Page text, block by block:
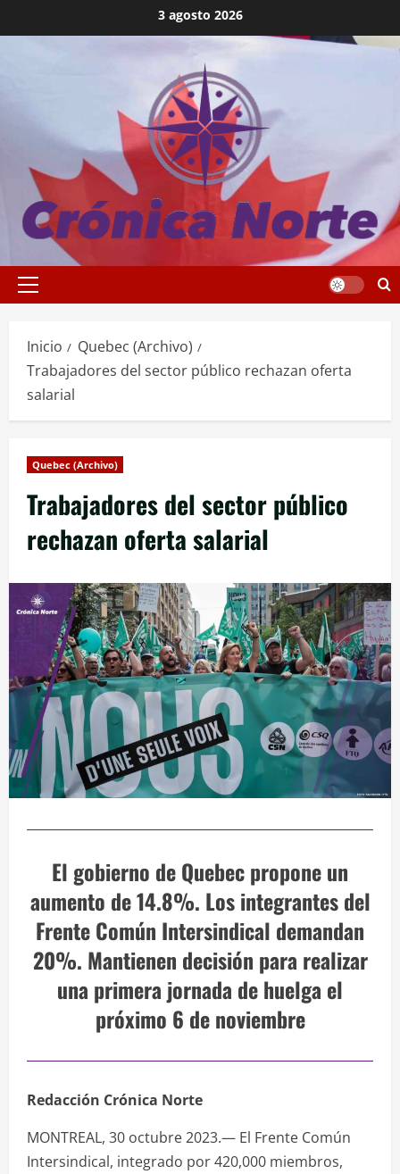
al
3 agosto 2026
Menú
Inicio
Quebec (Archivo)
Trabajadores del sector público rechazan oferta
salarial
Quebec (Archivo)
Trabajadores del sector público
rechazan oferta salarial
El gobierno de Quebec propone un
aumento de 14.8%. Los integrantes del
Frente Común Intersindical demandan
20%. Mantienen decisión para realizar
una primera jornada de huelga el
próximo 6 de noviembre
Redacción Crónica Norte
MONTREAL, 30 octubre 2023.— El Frente Común
Intersindical, integrado por 420,000 miembros,